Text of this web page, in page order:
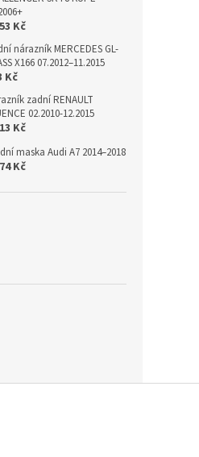
Kč
nárazník MERCEDES GL-
X166 07.2012–11.2015
Kč
zadní RENAULT
02.2010-12.2015
Kč
maska Audi A7 2014–2018
Kč